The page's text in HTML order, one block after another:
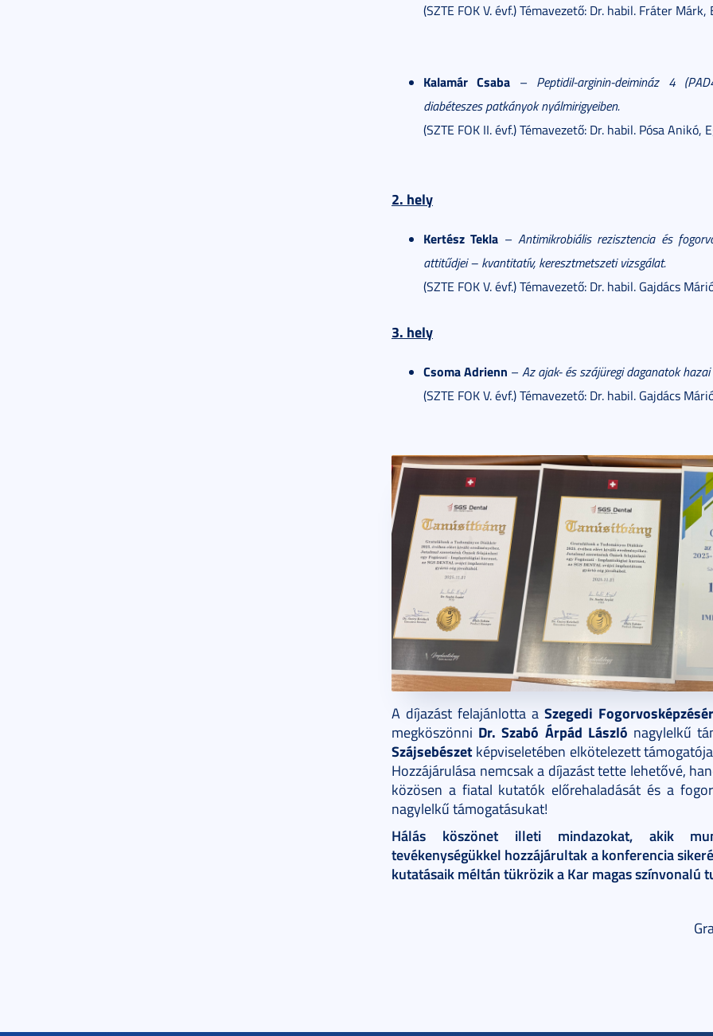
(SZTE FOK V. évf.) Témavezető: Dr. habil. Fráter
Kalamár Csaba – Peptidil-arginin-deimináz 4
diabéteszes patkányok nyálmirigyeiben.
(SZTE FOK II. évf.) Témavezető: Dr. habil. Pósa Anikó,
2. hely
Kertész Tekla –Antimikrobiális rezisztencia és
attitűdjei – kvantitatív, keresztmetszeti vizsgálat.
(SZTE FOK V. évf.) Témavezető: Dr. habil. Gajdács
3. hely
Csoma Adrienn – Az ajak- és szájüregi daganatok
(SZTE FOK V. évf.) Témavezető: Dr. habil. Gajdács
A díjazást felajánlotta a Szegedi
megköszönni Dr. Szabó Árpád László nagylelkű
Szájsebészet képviseletében elkötelezett
Hozzájárulása nemcsak a díjazást tette lehetővé,
közösen a fiatal kutatók előrehaladását és a
nagylelkű támogatásukat!
Hálás köszönet illeti mindazokat, akik
tevékenységükkel hozzájárultak a konferencia
kutatásaik méltán tükrözik a Kar magas színvonalú